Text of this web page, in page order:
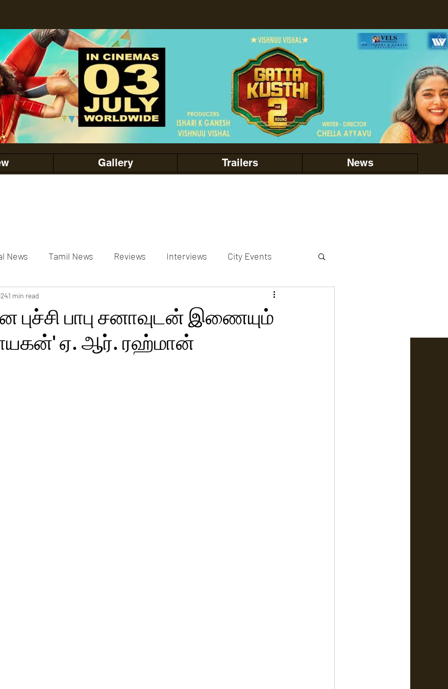
Gallery Trailers News
News Tamil News Reviews Interviews City Events
Events Gallery actors gallery
புச்சி பாபு சனாவுடன் இணையும்
ஏ. ஆர். ரஹ்மான்
1 min read